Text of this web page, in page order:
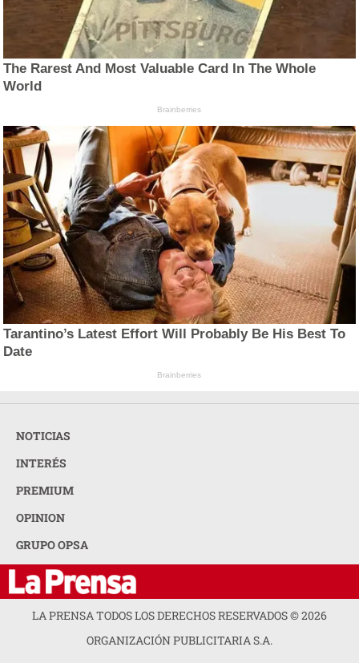
The Rarest And Most Valuable Card In The Whole
World
Brainberries
Tarantino’s Latest Effort Will Probably Be His Best To
Date
Brainberries
NOTICIAS
INTERÉS
PREMIUM
OPINION
GRUPO OPSA
LA PRENSA TODOS LOS DERECHOS RESERVADOS ©2026
ORGANIZACIÓN PUBLICITARIA S.A.